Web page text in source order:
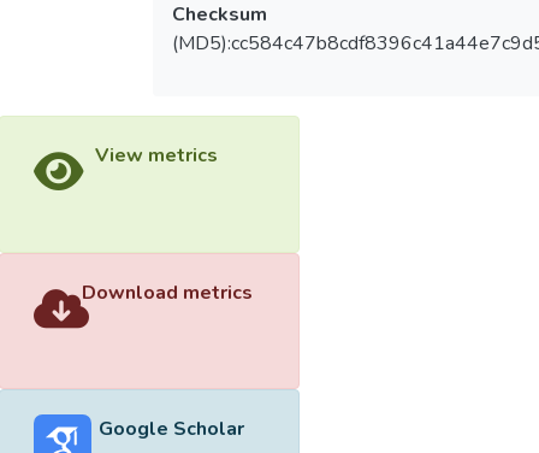
Checksum
View metrics
Download metrics
Google Scholar